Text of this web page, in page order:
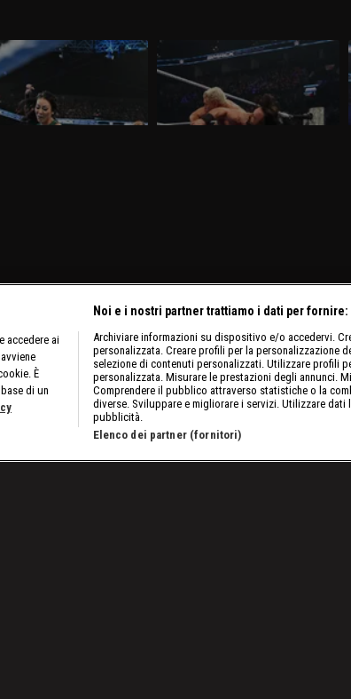
13 marzo 2026:
per Jade
di SmackDown del 13
su discovery+, Cody
e Randy Orton firmano il
per il match di WrestleMania
WWE SmackDown 6 marzo 2026: è
ancora Drew contro Cody
Nella puntata di SmackDown del 6 marzo,
visibile su discovery+, Drew McIntyre
difende l'Undisputed WWE Championship
contro Cody Rhodes.
accedere ai
È
di un
Noi e i nostri partner trattiamo i dati per fornire:
Archiviare informazioni su dispositivo e/o accedervi.
personalizzata. Creare profili per la personalizzazione
selezione di contenuti personalizzati. Utilizzare profili
personalizzata. Misurare le prestazioni degli annunci.
Comprendere il pubblico attraverso statistiche o la
diverse. Sviluppare e migliorare i servizi. Utilizzare dati
pubblicità.
Elenco dei partner (fornitori)